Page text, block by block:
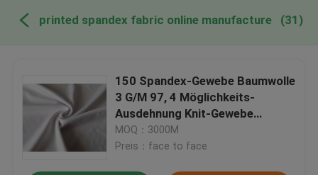
printed spandex fabric online manufacture (31)
150 Spandex-Gewebe Baumwolle
3 G/M 97, 4 Möglichkeits-
Ausdehnung Knit-Gewebe
einfach sich zu waschen
MOQ：3000M
Preis：face to face